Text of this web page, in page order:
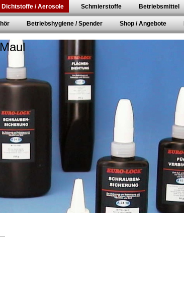
Dichtstoffe / Aerosole Schmierstoffe Betriebsmittel
Betriebshygiene / Spender Shop / Angebote